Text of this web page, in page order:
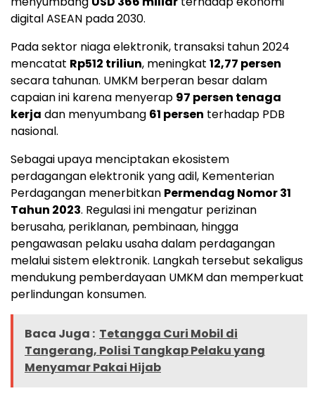
digital ASEAN pada 2030.
Pada sektor niaga elektronik, transaksi tahun 2024
mencatat Rp512 triliun, meningkat 12,77 persen
secara tahunan. UMKM berperan besar dalam
capaian ini karena menyerap 97 persen tenaga
kerja dan menyumbang 61 persen terhadap PDB
nasional.
Sebagai upaya menciptakan ekosistem
perdagangan elektronik yang adil, Kementerian
Perdagangan menerbitkan Permendag Nomor 31
Tahun 2023. Regulasi ini mengatur perizinan
berusaha, periklanan, pembinaan, hingga
pengawasan pelaku usaha dalam perdagangan
melalui sistem elektronik. Langkah tersebut sekaligus
mendukung pemberdayaan UMKM dan memperkuat
perlindungan konsumen.
Baca Juga : Tetangga Curi Mobil di
Tangerang, Polisi Tangkap Pelaku yang
Menyamar Pakai Hijab